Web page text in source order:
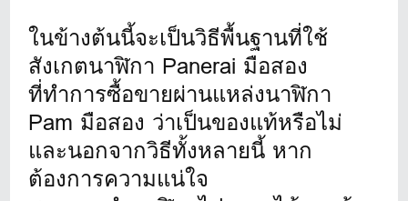
ในข้างต้นนี้จะเป็นวิธีพื้นฐานที่ใช้
สังเกตนาฬิกา Panerai มือสอง
ที่ทำการซื้อขายผ่านแหล่งนาฬิกา
Pam มือสอง ว่าเป็นของแท้หรือไม่
และนอกจากวิธีทั้งหลายนี้ หาก
ต้องการความแน่ใจ